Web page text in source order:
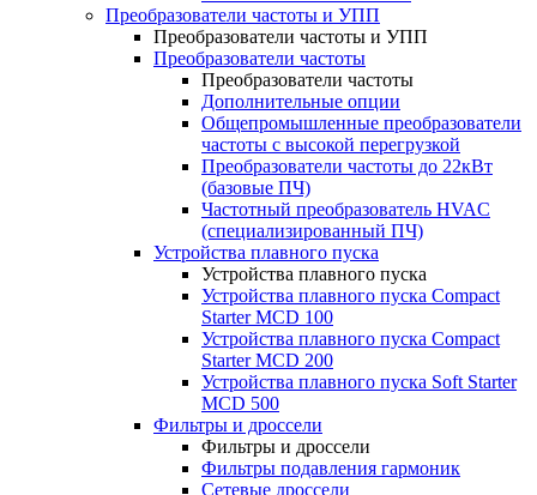
Преобразователи частоты и УПП
Преобразователи частоты и УПП
Преобразователи частоты
Преобразователи частоты
Дополнительные опции
Общепромышленные преобразователи
частоты с высокой перегрузкой
Преобразователи частоты до 22кВт
(базовые ПЧ)
Частотный преобразователь HVAC
(специализированный ПЧ)
Устройства плавного пуска
Устройства плавного пуска
Устройства плавного пуска Compact
Starter MCD 100
Устройства плавного пуска Compact
Starter MCD 200
Устройства плавного пуска Soft Starter
MCD 500
Фильтры и дроссели
Фильтры и дроссели
Фильтры подавления гармоник
Сетевые дроссели